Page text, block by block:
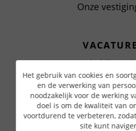
Onze
Waarom zou je bij ons
Een
Je
Raadpleeg onze
Het gebruik van cookies en
en de verwerking van
noodzakelijk voor de werking
doel is om de kwaliteit van
voortdurend te verbeteren,
site kunt